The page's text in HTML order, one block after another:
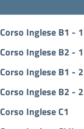
Corso Inglese B1 - 1
Corso Inglese B2 - 1
Corso Inglese B1 - 2
Corso Inglese B2 - 2
Corso Inglese C1